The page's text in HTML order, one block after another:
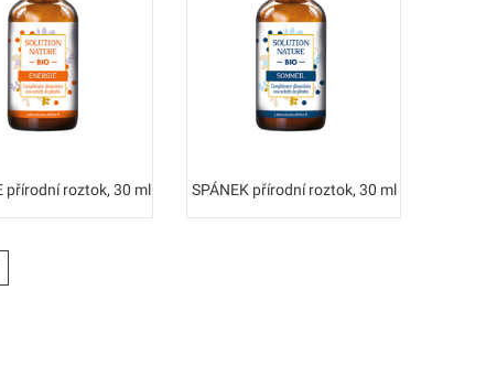
přírodní roztok, 30 ml SPÁNEK přírodní roztok, 30 ml